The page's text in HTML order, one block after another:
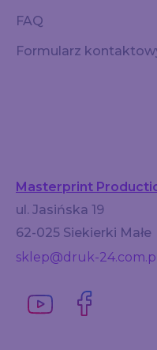
FAQ
Formularz
Masterprint
ul. Jasińska 19
62-025 Siekierki Małe
sklep@druk-24.com.pl